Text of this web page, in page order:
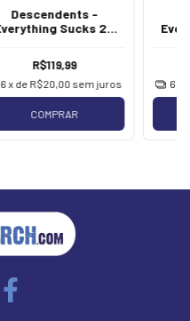
Descendents -
Sucks 25
R$119,99
6 x de R$20,00 sem juros
COMPRAR
6